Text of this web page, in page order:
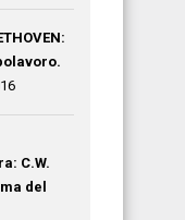
C.W.
del